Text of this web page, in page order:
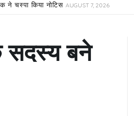
ने चस्पा किया नोटिस AUGUST 7, 2026
सदस्य बने